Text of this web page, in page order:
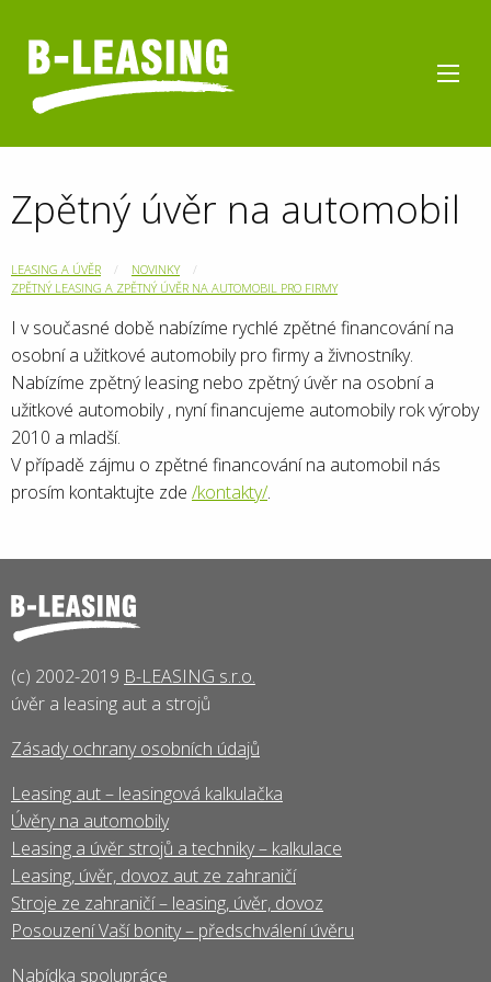
Zpětný úvěr na automobil
LEASING A ÚVĚR
NOVINKY
ZPĚTNÝ LEASING A ZPĚTNÝ ÚVĚR NA AUTOMOBIL PRO FIRMY
I v současné době nabízíme rychlé zpětné financování na
osobní a užitkové automobily pro firmy a živnostníky.
Nabízíme zpětný leasing nebo zpětný úvěr na osobní a
užitkové automobily , nyní financujeme automobily rok výroby
2010 a mladší.
V případě zájmu o zpětné financování na automobil nás
prosím kontaktujte zde /kontakty/.
(c) 2002-2019 B-LEASING s.r.o.
úvěr a leasing aut a strojů
Zásady ochrany osobních údajů
Leasing aut – leasingová kalkulačka
Úvěry na automobily
Leasing a úvěr strojů a techniky – kalkulace
Leasing, úvěr, dovoz aut ze zahraničí
Stroje ze zahraničí – leasing, úvěr, dovoz
Posouzení Vaší bonity – předschválení úvěru
Nabídka spolupráce